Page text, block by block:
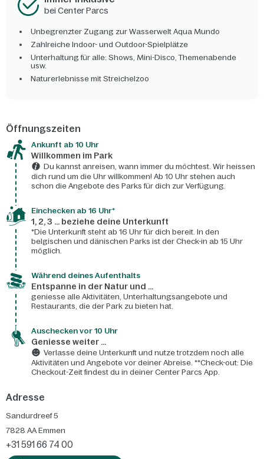
bei Center Parcs
Unbegrenzter Zugang zur Wasserwelt Aqua Mundo
Zahlreiche Indoor- und Outdoor-Spielplätze
Unterhaltung für alle: Shows, Mini-Disco, Themenabende
usw.
Naturerlebnisse mit Streichelzoo
Öffnungszeiten
Ankunft ab 10 Uhr
Willkommen im Park
Du kannst anreisen, wann immer du möchtest. Wir heissen
dich rund um die Uhr willkommen! Ab 10 Uhr stehen auch
schon die Angebote des Parks für dich zur Verfügung.
Einchecken ab 16 Uhr*
1, 2, 3 ... beziehe deine Unterkunft
*Die Unterkunft steht ab 16 Uhr für dich bereit. In den
belgischen und dänischen Parks ist der Check-in ab 15 Uhr
möglich.
Während deines Aufenthalts
Entspanne in der Natur und ...
geniesse alle Aktivitäten, Unterhaltungsangebote und
Restaurants, die der Park zu bieten hat.
Auschecken vor 10 Uhr
Geniesse weiter ...
Verlasse deine Unterkunft und nutze trotzdem noch alle
Aktivitäten und Angebote vor deiner Abreise. **Check-out: Die
Checkout-Zeit findest du in deiner Center Parcs App.
Adresse
Sandurdreef 5
7828 AA Emmen
+31 591 66 74 00